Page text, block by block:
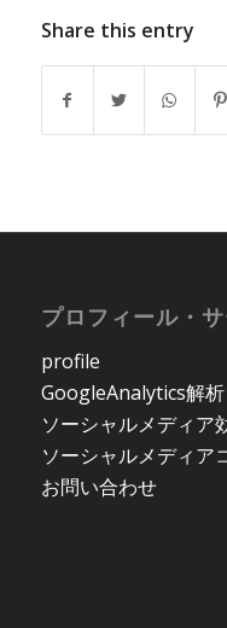
Share this entry
プロフィール・
profile
GoogleAnalytics解析
ソーシャルメディア
ソーシャルメディア
お問い合わせ